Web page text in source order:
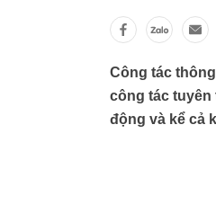
Công tác
công tác
động và kể cả